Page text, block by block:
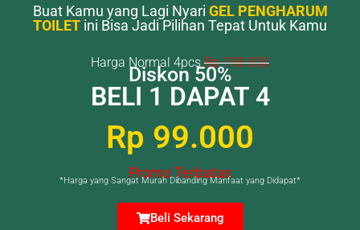
Buat Kamu yang Lagi Nyari GEL PENGHARUM
TOILET ini Bisa Jadi Pilihan Tepat Untuk Kamu
Harga Normal 4pcs Rp 198.000
Diskon 50%
BELI 1 DAPAT 4
Rp 99.000
Promo Terbatas
*Harga yang Sangat Murah Dibanding Manfaat yang Didapat*
Beli Sekarang